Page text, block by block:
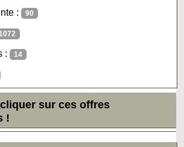
: 90
1072
: 14
sur ces offres
!